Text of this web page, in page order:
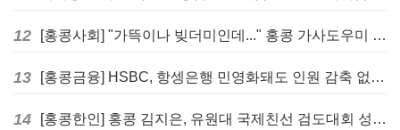
12 [홍콩사회] "가뜩이나 빚더미인데..." 홍콩 가사도우미 대출 전면 금지 촉구
13 [홍콩금융] HSBC, 항셍은행 민영화돼도 인원 감축 없다... 독립 브랜드 유지
14 [홍콩한인] 홍콩 김지은, 유원대 국제친선 검도대회 성인단체전 우승